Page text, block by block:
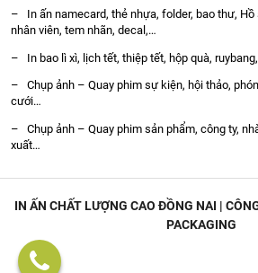
– In ấn namecard, thẻ nhựa, folder, bao thư, Hồ
nhân viên, tem nhãn, decal,…
– In bao lì xì, lịch tết, thiệp tết, hộp quà,
– Chụp ảnh – Quay phim sự kiện, hội thảo,
cưới…
– Chụp ảnh – Quay phim sản phẩm, công ty,
xuất…
IN ẤN CHẤT LƯỢNG CAO ĐỒNG NAI |
PACKAGING